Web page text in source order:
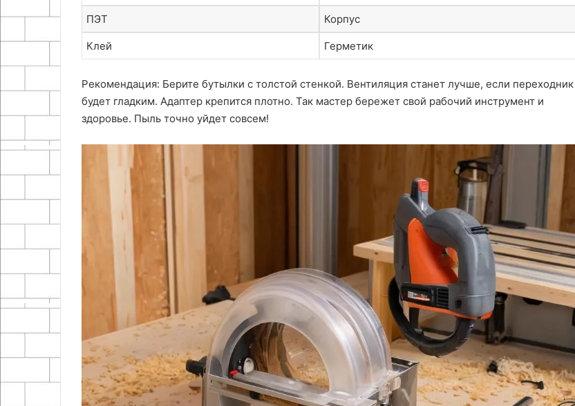
ПЭТ Корпус
Клей Герметик
Рекомендация: Берите бутылки с толстой стенкой. Вентиляция станет лучше, если переходник
будет гладким. Адаптер крепится плотно. Так мастер бережет свой рабочий инструмент и
здоровье. Пыль точно уйдет совсем!